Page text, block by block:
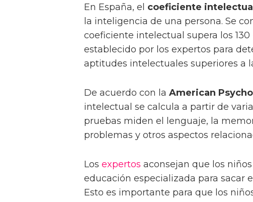
En España, el coeficiente intelectual
la inteligencia de una persona. Se
coeficiente intelectual supera los 130
establecido por los expertos para
aptitudes intelectuales superiores a
De acuerdo con la American
intelectual se calcula a partir de
pruebas miden el lenguaje, la
problemas y otros aspectos
Los expertos aconsejan que los
educación especializada para sacar
Esto es importante para que los